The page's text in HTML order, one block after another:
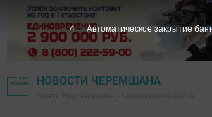
НОВОСТИ ЧЕРЕМШАНА
3 Автоматическое закрытие